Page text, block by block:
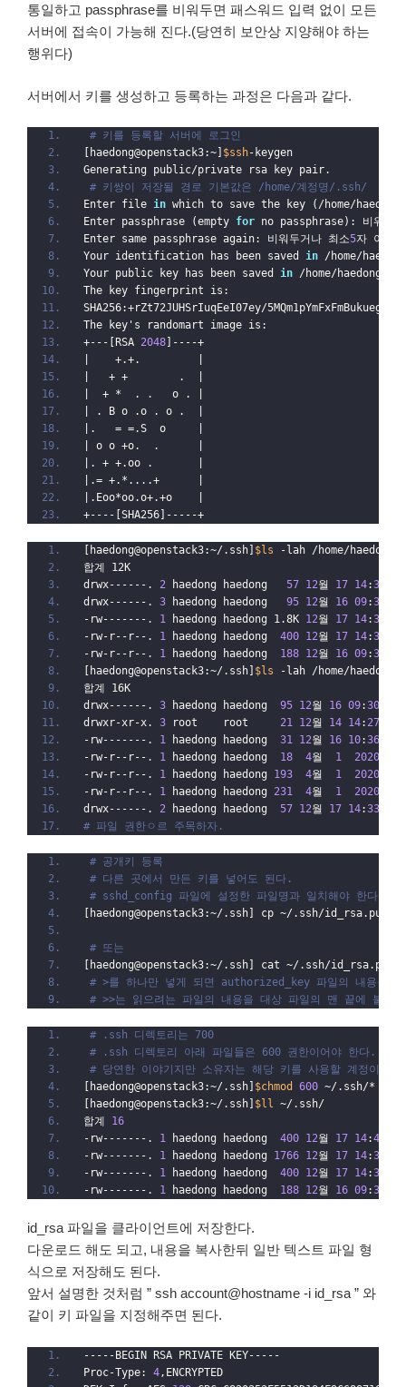
통일하고 passphrase를 비워두면 패스워드 입력 없이 모든
서버에 접속이 가능해 진다.(당연히 보안상 지양해야 하는
행위다)
서버에서 키를 생성하고 등록하는 과정은 다음과 같다.
# 키를 등록할 서버에 로그인
[haedong@openstack3:~] $ssh-keygen
Generating public/private rsa key pair.
# 키쌍이 저장될 경로 기본값은 /home/계정명/.ssh/
Enter file in which to save the key (/home/
Enter passphrase (empty for no passphrase): 비워두
Enter same passphrase again: 비워두거나 최소5자 이상
Your identification has been saved in /home/
Your public key has been saved in /home/haedong/
The key fingerprint is:
SHA256:+rZt72JUHSrIuqEeI07ey/
The key's randomart image is:
+---[RSA 2048 ]----+
|    +.+.         |
|   + +        .  |
|  + *  . .   o . |
| . B o .o . o .  |
|.   = =.S  o     |
| o o +o.  .      |
|. + +.oo .       |
|.= +.*....+      |
|.Eoo*oo.o+.+o    |
+----[SHA256]-----+
[haedong@openstack3:~/.ssh] $ls -lah /home/
합계 12K
drwx------. 2 haedong haedong 57 12월 17 14:33
drwx------. 3 haedong haedong 95 12월 16 09:30
-rw-------. 1 haedong haedong 1.8K 12월 17 14:33
-rw-r--r--. 1 haedong haedong 400 12월 17 14:33
-rw-r--r--. 1 haedong haedong 188 12월 16 09:30
[haedong@openstack3:~/.ssh] $ls -lah /home/haedong/
합계 16K
drwx------. 3 haedong haedong 95 12월 16 09:30
drwxr-xr-x. 3 root    root 21 12월 14 14: 27
-rw-------. 1 haedong haedong 31 12월 16 10:36
-rw-r--r--. 1 haedong haedong 18 4월 1 2020
-rw-r--r--. 1 haedong haedong 193 4월 1 2020
-rw-r--r--. 1 haedong haedong 231 4월 1 2020
drwx------. 2 haedong haedong 57 12월 17 14:33
# 파일 권한ㅇ르 주목하자.
# 공개키 등록
# 다른 곳에서 만든 키를 넣어도 된다.
# sshd_config 파일에 설정한 파일명과 일치해야 한다.
[haedong@openstack3:~/.ssh] cp ~/.ssh/id_rsa.pub
# 또는
[haedong@openstack3:~/.ssh] cat ~/.ssh/
# >를 하나만 넣게 되면 authorized_key 파일의 내용을
# >>는 읽으려는 파일의 내용을 대상 파일의 맨 끝에 붙여
# .ssh 디렉토리는 700
# .ssh 디렉토리 아래 파일들은 600 권한이어야 한다.
# 당연한 이야기지만 소유자는 해당 키를 사용할 계정이어
[haedong@openstack3:~/.ssh] $chmod 600 ~/.ssh/*
[haedong@openstack3:~/.ssh] $ll ~/.ssh/
합계 16
-rw-------. 1 haedong haedong 400 12월 17 14:41
-rw-------. 1 haedong haedong 1766 12월 17 14:33
-rw-------. 1 haedong haedong 400 12월 17 14:33
-rw-------. 1 haedong haedong 188 12월 16 09:30
id_rsa 파일을 클라이언트에 저장한다.
다운로드 해도 되고, 내용을 복사한뒤 일반 텍스트 파일 형
식으로 저장해도 된다.
앞서 설명한 것처럼 ” ssh account@hostname -i id_rsa ” 와
같이 키 파일을 지정해주면 된다.
-----BEGIN RSA PRIVATE KEY-----
Proc-Type: 4 ,ENCRYPTED